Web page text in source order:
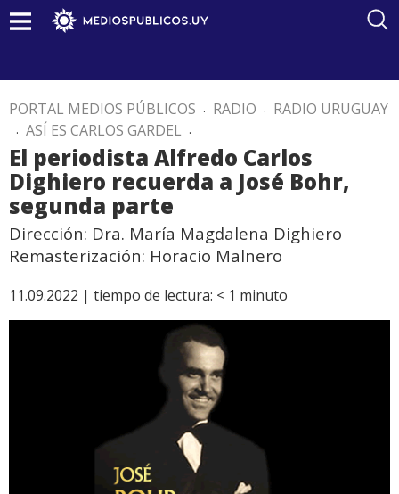
PORTAL MEDIOS PÚBLICOS . RADIO . RADIO URUGUAY
. ASÍ ES CARLOS GARDEL .
El periodista Alfredo Carlos
Dighiero recuerda a José Bohr,
segunda parte
Dirección: Dra. María Magdalena Dighiero
Remasterización: Horacio Malnero
11.09.2022 | tiempo de lectura: < 1 minuto